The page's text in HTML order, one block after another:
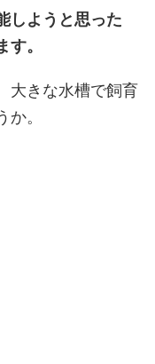
しようと思った
。
大きな水槽で飼育
。